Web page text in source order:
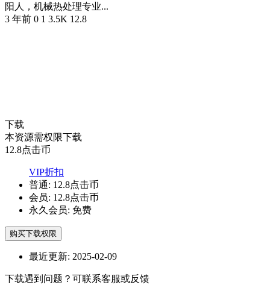
阳人，机械热处理专业...
3 年前 0 1 3.5K 12.8
下载
本资源需权限下载
12.8点击币
VIP折扣
普通: 12.8点击币
会员: 12.8点击币
永久会员: 免费
购买下载权限
最近更新: 2025-02-09
下载遇到问题？可联系客服或反馈